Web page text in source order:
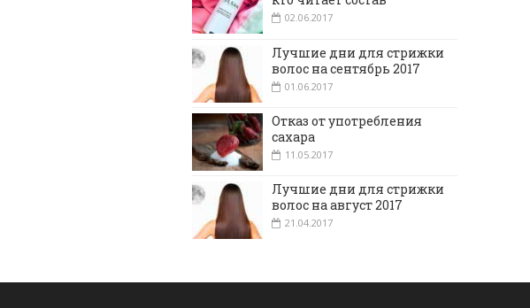
02.06.2017
Лучшие дни для стрижки
волос на сентябрь 2017
01.06.2017
Отказ от употребления
сахара
11.05.2017
Лучшие дни для стрижки
волос на август 2017
21.04.2017